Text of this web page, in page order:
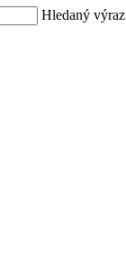
Hledaný výraz